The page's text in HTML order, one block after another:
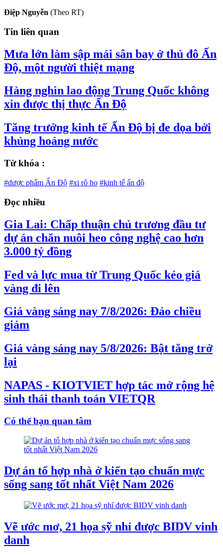
Điệp Nguyễn (Theo RT)
Tin liên quan
Mưa lớn làm sập mái sân bay ở thủ đô Ấn
Độ, một người thiệt mạng
Hàng nghìn lao động Trung Quốc không
xin được thị thực Ấn Độ
Tăng trưởng kinh tế Ấn Độ bị đe dọa bởi
khủng hoảng nước
Từ khóa :
#dược phẩm Ấn Độ #xi rô ho #kinh tế ấn độ
Đọc nhiều
Gia Lai: Chấp thuận chủ trương đầu tư
dự án chăn nuôi heo công nghệ cao hơn
3.000 tỷ đồng
Fed và lực mua từ Trung Quốc kéo giá
vàng đi lên
Giá vàng sáng nay 7/8/2026: Đảo chiều
giảm
Giá vàng sáng nay 5/8/2026: Bật tăng trở
lại
NAPAS - KIOTVIET hợp tác mở rộng hệ
sinh thái thanh toán VIETQR
Có thể bạn quan tâm
Dự án tổ hợp nhà ở kiến tạo chuẩn mực
sống sang tốt nhất Việt Nam 2026
Vẽ ước mơ, 21 họa sỹ nhí được BIDV vinh
danh